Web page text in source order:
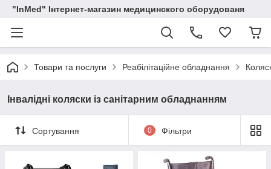
"InMed" Інтернет-магазин медицинского оборудованя
Товари та послуги Реабілітаційне обладнання
Інвалідні коляски із санітарним обладнанням
Сортування 0 Фільтри